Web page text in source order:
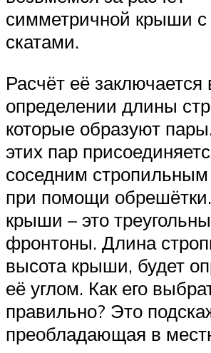
симметричной крыши с
скатами.
Расчёт её заключается
определении длины
которые образуют
этих пар
соседним
при помощи
крыши – это
фронтоны. Длина
высота крыши, будет
её углом. Как его
правильно? Это
преобладающая в